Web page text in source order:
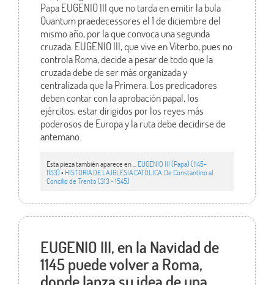
Papa EUGENIO III que no tarda en emitir la bula
Quantum praedecessores el 1 de diciembre del
mismo año, por la que convoca una segunda
cruzada. EUGENIO III, que vive en Viterbo, pues no
controla Roma, decide a pesar de todo que la
cruzada debe de ser más organizada y
centralizada que la Primera. Los predicadores
deben contar con la aprobación papal, los
ejércitos, estar dirigidos por los reyes más
poderosos de Europa y la ruta debe decidirse de
antemano.
Esta pieza también aparece en ...EUGENIO III (Papa) (1145-
1153)• HISTORIA DE LA IGLESIA CATÓLICA. De Constantino al
Concilio de Trento (313 - 1545)
EUGENIO III, en la Navidad de
1145 puede volver a Roma,